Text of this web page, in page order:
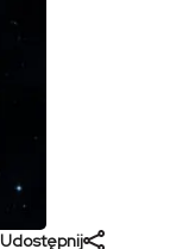
Udostępnij